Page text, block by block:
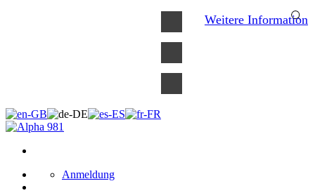
Anmeldung
Weitere Information